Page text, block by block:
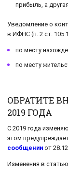
прибыль, а
Уведомление о
в ИФНС (п. 2 ст.
по месту
по месту
ОБРАТИТЕ
2019 ГОДА
С 2019 года
этом
сообщении от
Изменения в